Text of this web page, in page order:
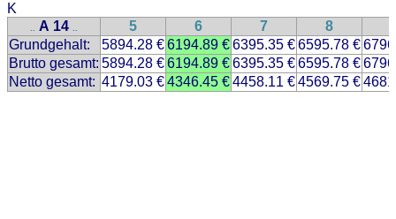
K
.. A 14 .. 5 6 7 8
Grundgehalt:
5894.28 €6194.89 €6395.35 €6595.78 €
Brutto gesamt: 5894.28 €6194.89 €6395.35 €6595.78 €
Netto gesamt: 4179.03 €4346.45 €4458.11 €4569.75 €